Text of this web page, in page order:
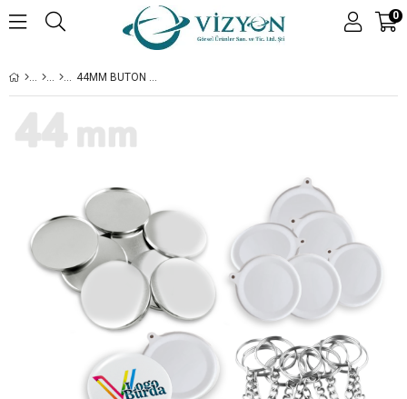
0
44MM BUTON PLASTIK ANAHTARLIK SARF - 100 ADET